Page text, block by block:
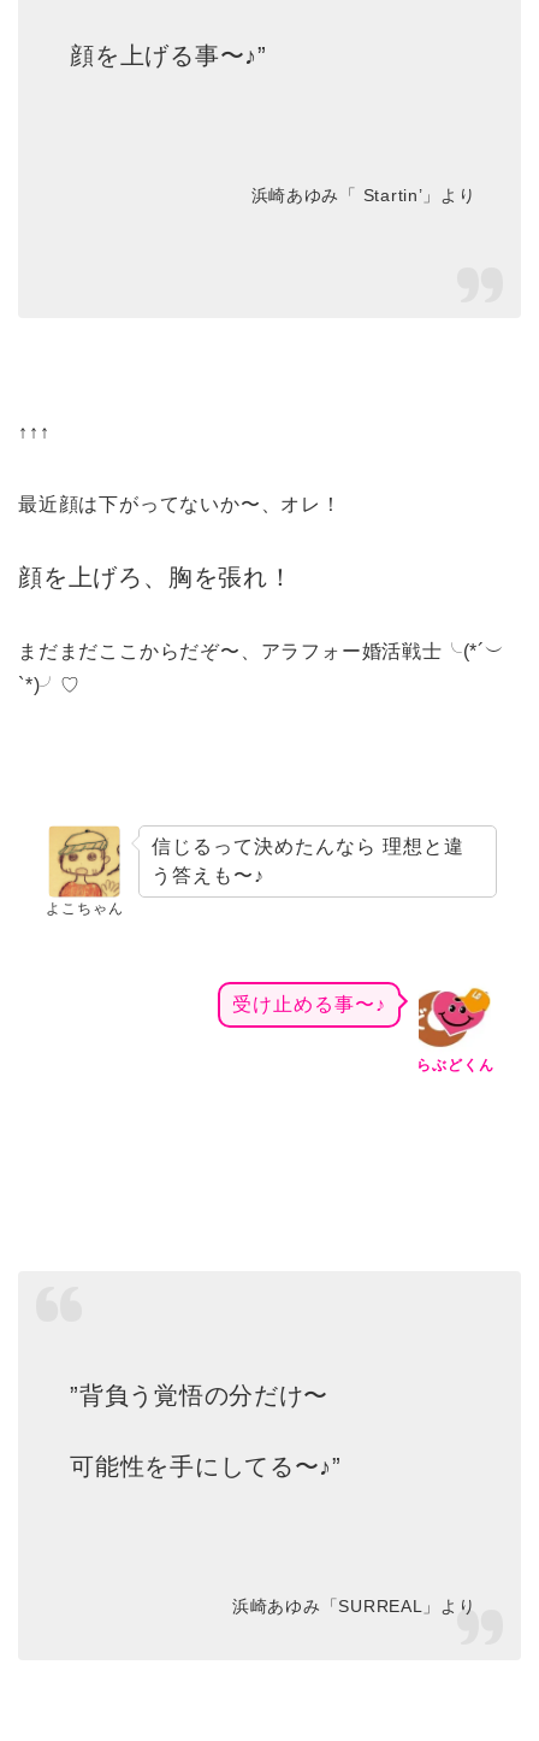
顔を上げる事〜♪”
浜崎あゆみ「 Startin’」より
↑↑↑
最近顔は下がってないか〜、オレ！
顔を上げろ、胸を張れ！
まだまだここからだぞ〜、アラフォー婚活戦士╰(*´︶
`*)╯♡
よこちゃん
信じるって決めたんなら 理想と違
う答えも〜♪
らぶどくん
受け止める事〜♪
”背負う覚悟の分だけ〜
可能性を手にしてる〜♪”
浜崎あゆみ「SURREAL」より